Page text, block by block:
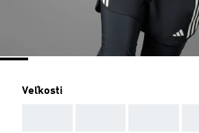
Veľkosti